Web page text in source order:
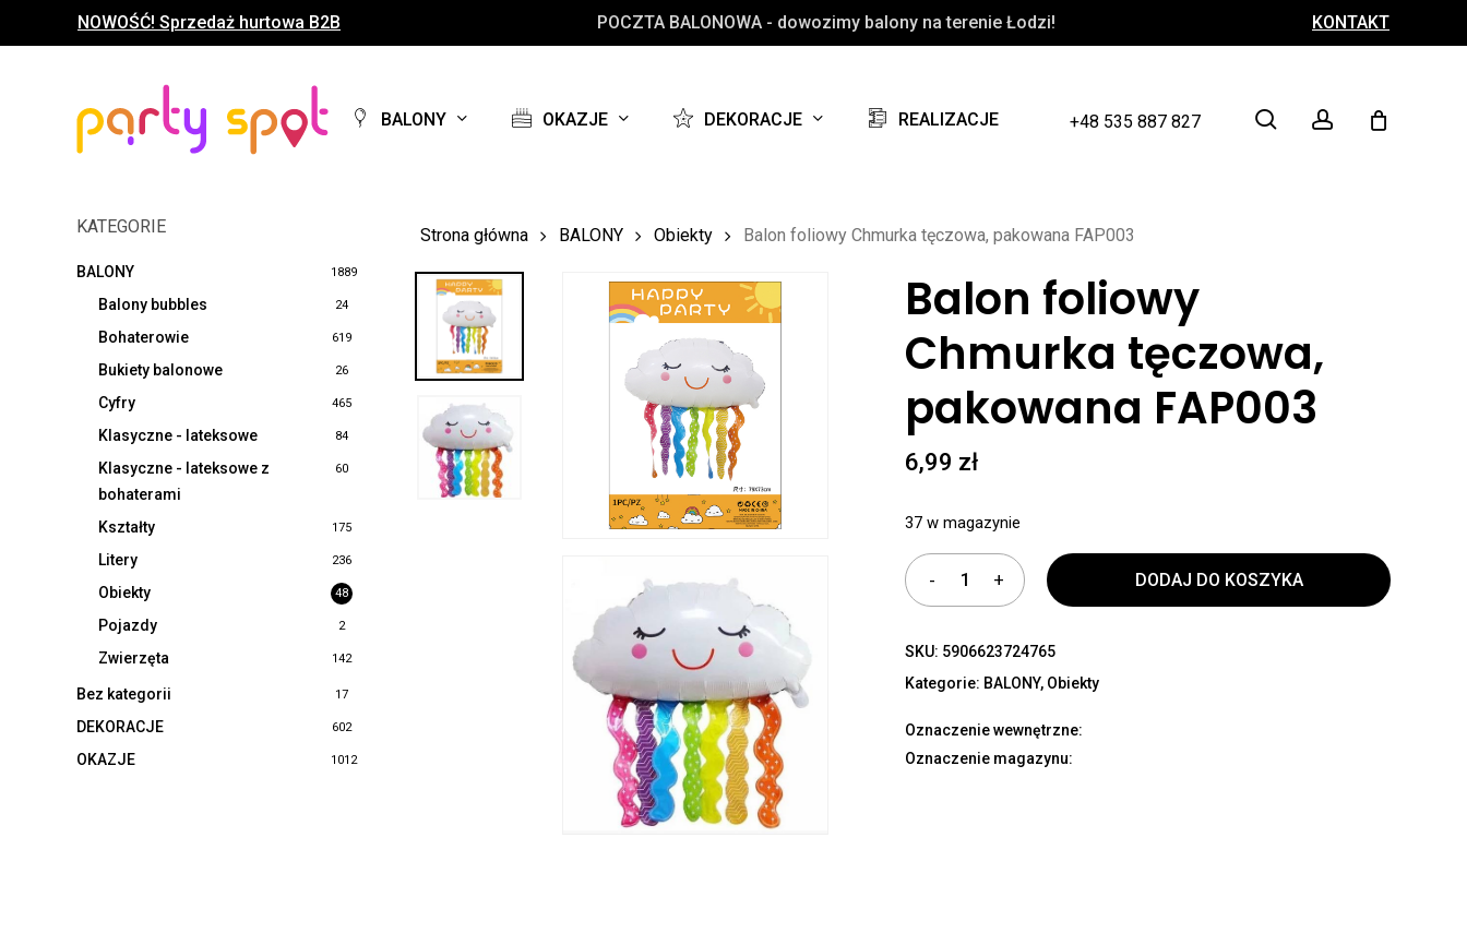
NOWOŚĆ! Sprzedaż hurtowa B2B POCZTA BALONOWA - dowozimy balony na terenie Łodzi! KONTAKT
BALONY OKAZJE DEKORACJE REALIZACJE +48 535 887 827 search account
Koszyk Close
KATEGORIE
BALONY 1889
Balony bubbles 24
Bohaterowie 619
Bukiety balonowe 26
Cyfry 465
Klasyczne - lateksowe 84
Klasyczne - lateksowe z
bohaterami
60
Kształty 175
Litery 236
Obiekty 48
Pojazdy 2
Zwierzęta 142
Bez kategorii 17
DEKORACJE 602
OKAZJE 1012
Strona główna BALONY Obiekty Balon foliowy Chmurka tęczowa, pakowana FAP003
Balon foliowy
Chmurka tęczowa,
pakowana FAP003
6,99 zł
37 w magazynie
DODAJ DO KOSZYKA
SKU: 5906623724765
Kategorie: BALONY, Obiekty
Oznaczenie wewnętrzne:
Oznaczenie magazynu: